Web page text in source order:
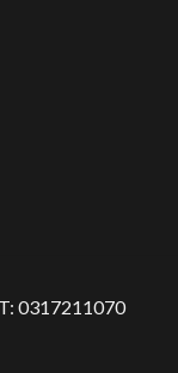
0317211070